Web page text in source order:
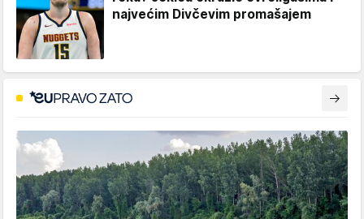
najvećim Divčevim promašajem